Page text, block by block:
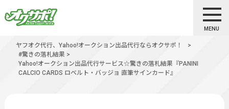
MENU
ヤフオク代行、Yahoo!オークション出品代行ならオクサポ！
>
#驚きの落札結果 >
Yahoo!オークション出品代行サービス☆驚きの落札結果『PANINI
CALCIO CARDS ロベルト・バッジョ 直筆サインカード』